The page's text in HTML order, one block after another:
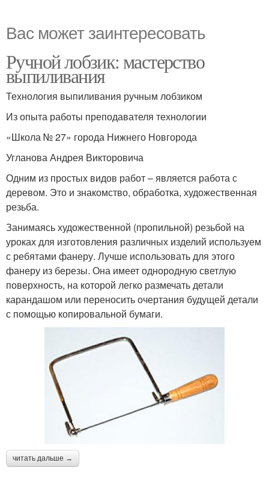
Вас может заинтересовать
Ручной лобзик: мастерство
выпиливания
Технология выпиливания ручным лобзиком
Из опыта работы преподавателя технологии
«Школа № 27» города Нижнего Новгорода
Угланова Андрея Викторовича
Одним из простых видов работ – является работа с
деревом. Это и знакомство, обработка, художественная
резьба.
Занимаясь художественной (пропильной) резьбой на
уроках для изготовления различных изделий используем
с ребятами фанеру. Лучше использовать для этого
фанеру из березы. Она име­ет однородную светлую
поверхность, на которой легко размечать детали
карандашом или переносить очертания будущей детали
с помощью копировальной бумаги.
читать дальше →